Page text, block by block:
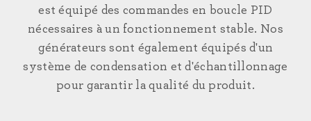
est équipé des commandes en boucle PID
nécessaires à un fonctionnement stable. Nos
générateurs sont également équipés d'un
système de condensation et d'échantillonnage
pour garantir la qualité du produit.